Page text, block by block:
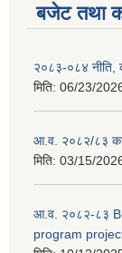
बजेट तथा
२०८३-०८४ नीति,
मिति: 06/23/
आ.व. २०८२/८३
मिति: 03/15/
आ.व. २०८२-८३
program